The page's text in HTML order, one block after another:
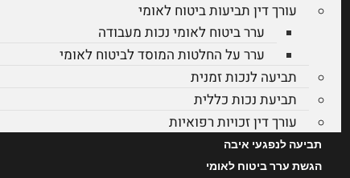
עורך דין תביעות ביטוח לאומי
ערר ביטוח לאומי נכות מעבודה
ערר על החלטות המוסד לביטוח לאומי
תביעה לנכות זמנית
תביעת נכות כללית
עורך דין זכויות רפואיות
תביעה לנפגעי איבה
הגשת ערר ביטוח לאומי